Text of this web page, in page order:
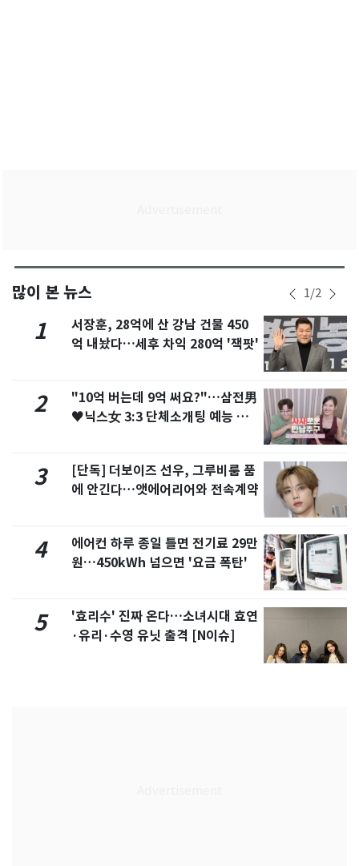
많이 본 뉴스 1/2
1
서장훈, 28억에 산 강남 건물 450
억 내놨다…세후 차익 280억 '잭팟'
2
"10억 버는데 9억 써요?"…삼전男
♥닉스女 3:3 단체소개팅 예능 화
3
[단독] 더보이즈 선우, 그루비룸 품
에 안긴다…앳에어리어와 전속계약
4
에어컨 하루 종일 틀면 전기료 29만
원…450kWh 넘으면 '요금 폭탄'
5
'효리수' 진짜 온다…소녀시대 효연
·유리·수영 유닛 출격 [N이슈]